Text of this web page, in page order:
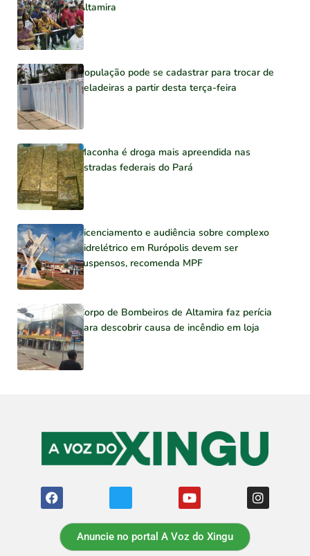
Altamira
População pode se cadastrar para trocar de
geladeiras a partir desta terça-feira
Maconha é droga mais apreendida nas
estradas federais do Pará
Licenciamento e audiência sobre complexo
hidrelétrico em Rurópolis devem ser
suspensos, recomenda MPF
Corpo de Bombeiros de Altamira faz perícia
para descobrir causa de incêndio em loja
Anuncie no portal A Voz do Xingu